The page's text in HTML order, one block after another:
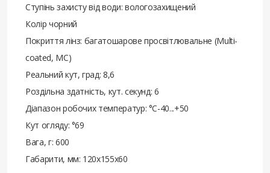
Ступінь захисту від води: вологозахищений
Колір чорний
Покриття лінз: багатошарове просвітлювальне (Multi-
coated, MC)
Реальний кут, град: 8,6
Роздільна здатність, кут. секунд: 6
Діапазон робочих температур: °С-40...+50
Кут огляду: °69
Вага, г: 600
Габарити, мм: 120х155х60